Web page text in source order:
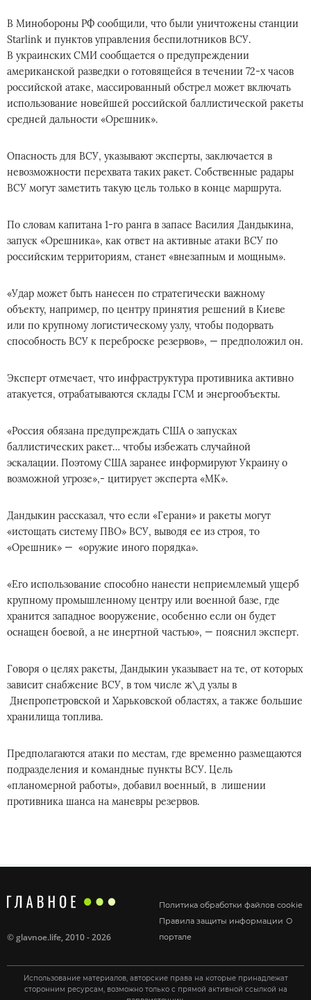
В Минобороны РФ сообщили, что были уничтожены станции
Starlink и пунктов управления беспилотников ВСУ.
В украинских СМИ сообщается о предупреждении
американской разведки о готовящейся в течении 72-х часов
российской атаке, массированный обстрел может включать
использование новейшей российской баллистической ракеты
средней дальности «Орешник».
Опасность для ВСУ, указывают эксперты, заключается в
невозможности перехвата таких ракет. Собственные радары
ВСУ могут заметить такую цель только в конце маршрута.
По словам капитана 1-го ранга в запасе Василия Дандыкина,
запуск «Орешника», как ответ на активные атаки ВСУ по
российским территориям, станет «внезапным и мощным».
«Удар может быть нанесен по стратегически важному
объекту, например, по центру принятия решений в Киеве
или по крупному логистическому узлу, чтобы подорвать
способность ВСУ к переброске резервов», — предположил он.
Эксперт отмечает, что инфраструктура противника активно
атакуется, отрабатываются склады ГСМ и энергообъекты.
«Россия обязана предупреждать США о запусках
баллистических ракет… чтобы избежать случайной
эскалации. Поэтому США заранее информируют Украину о
возможной угрозе»,- цитирует эксперта «МК».
Дандыкин рассказал, что если «Герани» и ракеты могут
«истощать систему ПВО» ВСУ, выводя ее из строя, то
«Орешник» — «оружие иного порядка».
«Его использование способно нанести неприемлемый ущерб
крупному промышленному центру или военной базе, где
хранится западное вооружение, особенно если он будет
оснащен боевой, а не инертной частью», — пояснил эксперт.
Говоря о целях ракеты, Дандыкин указывает на те, от которых
зависит снабжение ВСУ, в том числе ж\д узлы в
Днепропетровской и Харьковской областях, а также большие
хранилища топлива.
Предполагаются атаки по местам, где временно размещаются
подразделения и командные пункты ВСУ. Цель
«планомерной работы», добавил военный, в лишении
противника шанса на маневры резервов.
Политика обработки файлов cookie
Правила защиты информации О
портале
©glavnoe.life, 2010 - 2026
Использование материалов, авторские права на которые принадлежат
сторонним ресурсам, возможно только с прямой активной ссылкой на